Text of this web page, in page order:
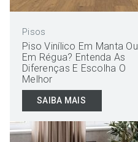
Pisos
Piso Vinílico Em Manta Ou
Em Régua? Entenda As
Diferenças E Escolha O
Melhor
SAIBA MAIS